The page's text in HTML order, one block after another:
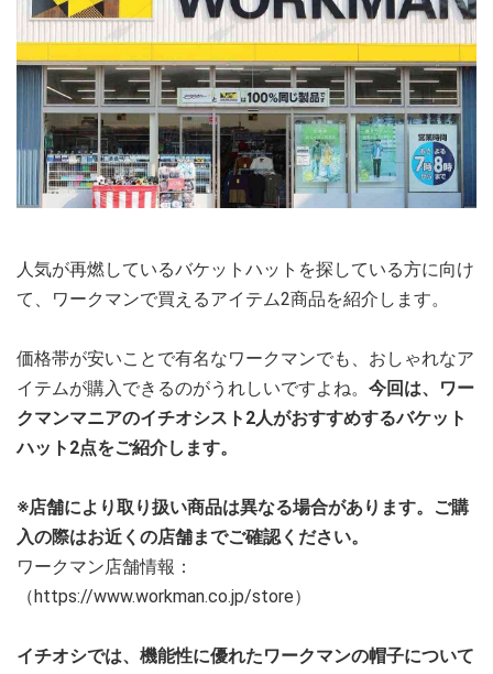
人気が再燃しているバケットハットを探している方に向け
て、ワークマンで買えるアイテム2商品を紹介します。
価格帯が安いことで有名なワークマンでも、おしゃれなア
イテムが購入できるのがうれしいですよね。 今回は、ワー
クマンマニアのイチオシスト2人がおすすめするバケット
ハット2点をご紹介します。
※店舗により取り扱い商品は異なる場合があります。ご購
入の際はお近くの店舗までご確認ください。
ワークマン店舗情報：
（https://www.workman.co.jp/store）
イチオシでは、機能性に優れたワークマンの帽子について